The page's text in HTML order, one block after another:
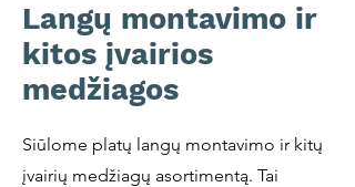
Langų montavimo ir
kitos įvairios
medžiagos
Siūlome platų langų montavimo ir kitų
įvairių medžiagų asortimentą. Tai